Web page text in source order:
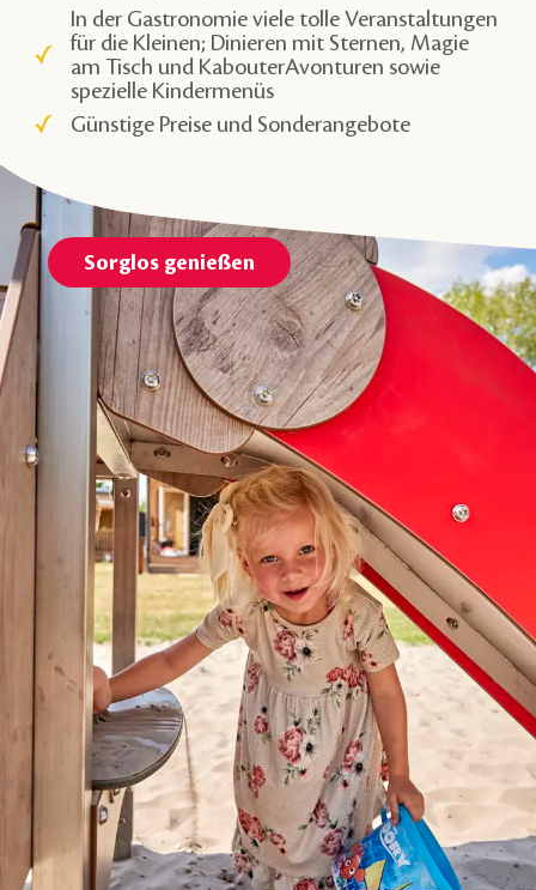
In der Gastronomie viele tolle Veranstaltungen
für die Kleinen; Dinieren mit Sternen, Magie
am Tisch und KabouterAvonturen sowie
spezielle Kindermenüs
Günstige Preise und Sonderangebote
Sorglos genießen